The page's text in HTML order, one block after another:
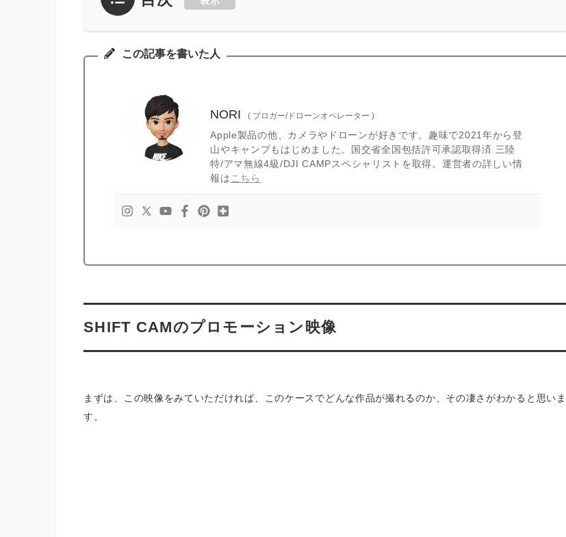
この記事を書いた人
NORI ( ブロガー/ドローンオペレーター)
Apple製品の他、カメラやドローンが好きです。趣味で2021年から登
山やキャンプもはじめました。国交省全国包括許可承認取得済 三陸
特/アマ無線4級/DJI CAMPスペシャリストを取得。運営者の詳しい情
報は こちら
SHIFT CAMのプロモーション映像
まずは、この映像をみていただければ、このケースでどんな作品が撮れるのか、その凄さがわかると思いま
す。